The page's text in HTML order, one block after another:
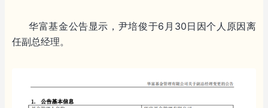
华富基金公告显示，尹培俊于6月30日因个人原因离
任副总经理。